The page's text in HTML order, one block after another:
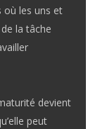
où les uns et
la tâche
devient
peut